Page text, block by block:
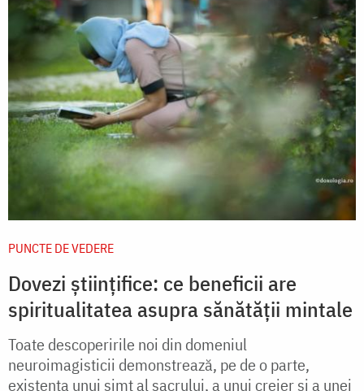
PUNCTE DE VEDERE
Dovezi științifice: ce beneficii are
spiritualitatea asupra sănătății mintale
Toate descoperirile noi din domeniul
neuroimagisticii demonstrează, pe de o parte,
existența unui simț al sacrului, a unui creier și a unei